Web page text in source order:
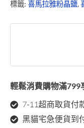
標籤: 喜馬拉雅粉晶鹽,
輕鬆消費購物滿799
7-11超商取貨付
黑貓宅急便貨到